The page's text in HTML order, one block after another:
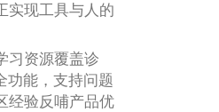
实现工具与人的
习资源覆盖诊
功能，支持问题
经验反哺产品优